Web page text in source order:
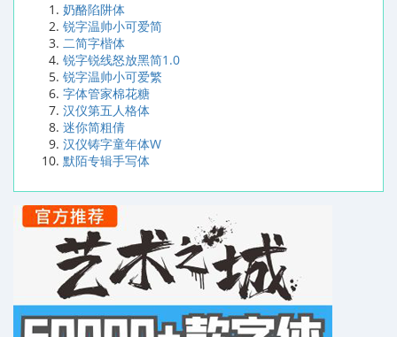
奶酪陷阱体
锐字温帅小可爱简
二简字楷体
锐字锐线怒放黑简1.0
锐字温帅小可爱繁
字体管家棉花糖
汉仪第五人格体
迷你简粗倩
汉仪铸字童年体W
默陌专辑手写体